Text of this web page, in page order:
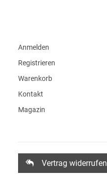
Anmelden
Registrieren
Warenkorb
Kontakt
Magazin
Vertrag widerrufen